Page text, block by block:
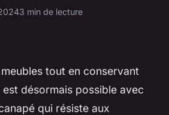
3 min de lecture
tout en conservant
est désormais possible avec
qui résiste aux